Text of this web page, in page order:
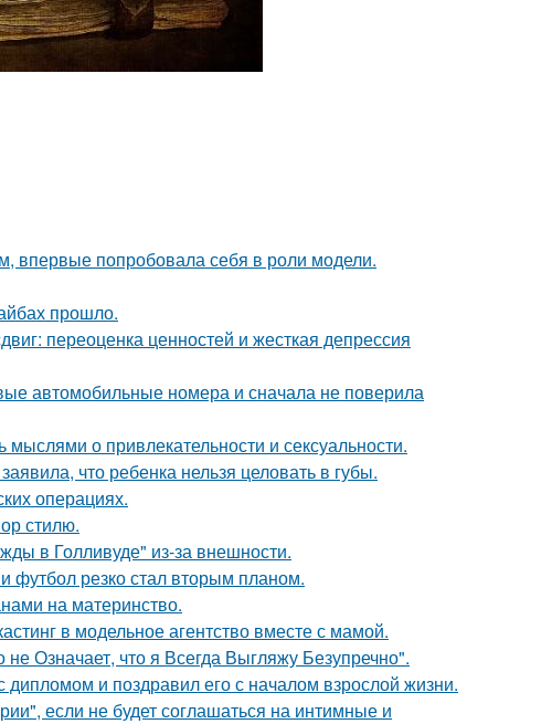
впервые попробовала себя в роли модели.
прошло.
переоценка ценностей и жесткая депрессия
автомобильные номера и сначала не поверила
о привлекательности и сексуальности.
что ребенка нельзя целовать в губы.
операциях.
стилю.
в Голливуде" из-за внешности.
футбол резко стал вторым планом.
на материнство.
в модельное агентство вместе с мамой.
Означает, что я Всегда Выгляжу Безупречно".
и поздравил его с началом взрослой жизни.
если не будет соглашаться на интимные и